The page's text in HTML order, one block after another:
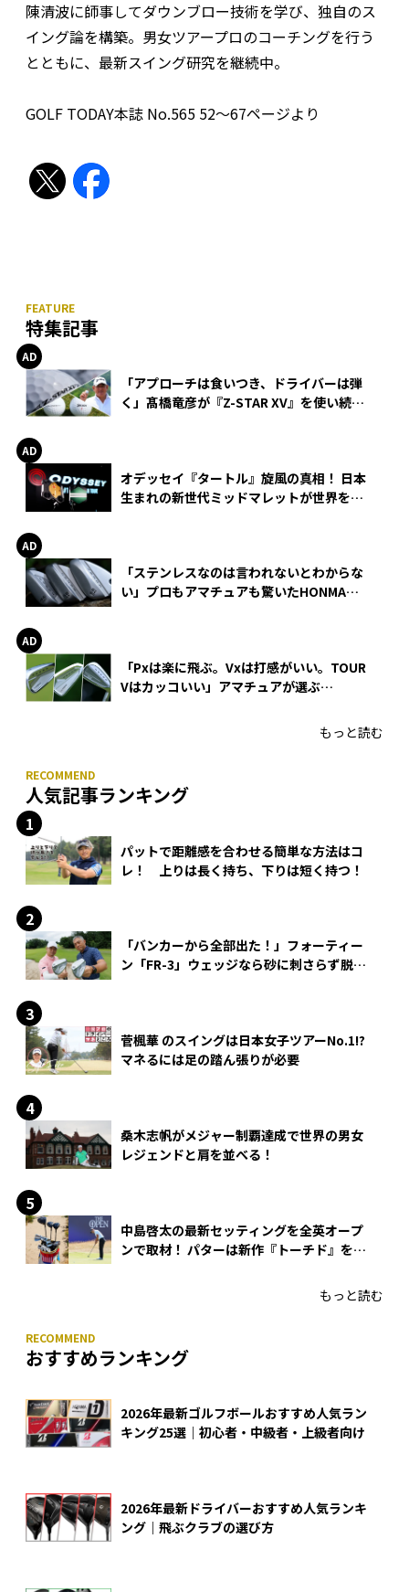
陳清波に師事してダウンブロー技術を学び、独自のス
イング論を構築。男女ツアープロのコーチングを行う
とともに、最新スイング研究を継続中。
GOLF TODAY本誌 No.565 52〜67ページより
特集記事
「アプローチは食いつき、ドライバーは弾
く」髙橋竜彦が『Z-STAR XV』を使い続け
オデッセイ『タートル』旋風の真相！ 日本
生まれの新世代ミッドマレットが世界を席
「ステンレスなのは言われないとわからな
い」プロもアマチュアも驚いたHONMA
「Pxは楽に飛ぶ。Vxは打感がいい。TOUR
Vはカッコいい」アマチュアが選ぶ
もっと読む
人気記事ランキング
パットで距離感を合わせる簡単な方法はコ
レ！ 上りは長く持ち、下りは短く持つ！
「バンカーから全部出た！」フォーティー
ン「FR-3」ウェッジなら砂に刺さらず脱出
菅楓華 のスイングは日本女子ツアーNo.1!?
マネるには足の踏ん張りが必要
桑木志帆がメジャー制覇達成で世界の男女
レジェンドと肩を並べる！
中島啓太の最新セッティングを全英オープ
ンで取材！ パターは新作『トーチド』を投
もっと読む
おすすめランキング
2026年最新ゴルフボールおすすめ人気ラン
キング25選｜初心者・中級者・上級者向け
2026年最新ドライバーおすすめ人気ランキ
ング｜飛ぶクラブの選び方